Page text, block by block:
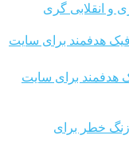
و انقلابی گری
هدفمند برای سایت
خطر برای